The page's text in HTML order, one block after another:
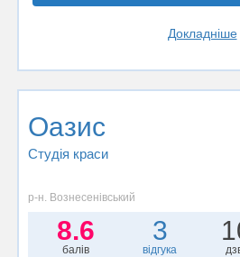
Докладніше
Оазис
Студія краси
р-н. Вознесенівський
8.6
балів
3
відгука